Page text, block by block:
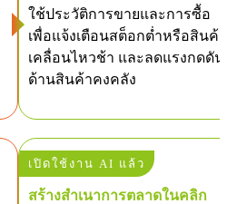
ใช้ประวัติการขายและการซื้อ
เพื่อแจ้งเตือนสต็อกต่ำหรือสินค้า
เคลื่อนไหวช้า และลดแรงกดดัน
ด้านสินค้าคงคลัง
เปิดใช้งาน AI แล้ว
สร้างสำเนาการตลาดในคลิก